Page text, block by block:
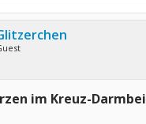
im Kreuz-